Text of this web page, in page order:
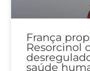
França
Resorcinol
saúde